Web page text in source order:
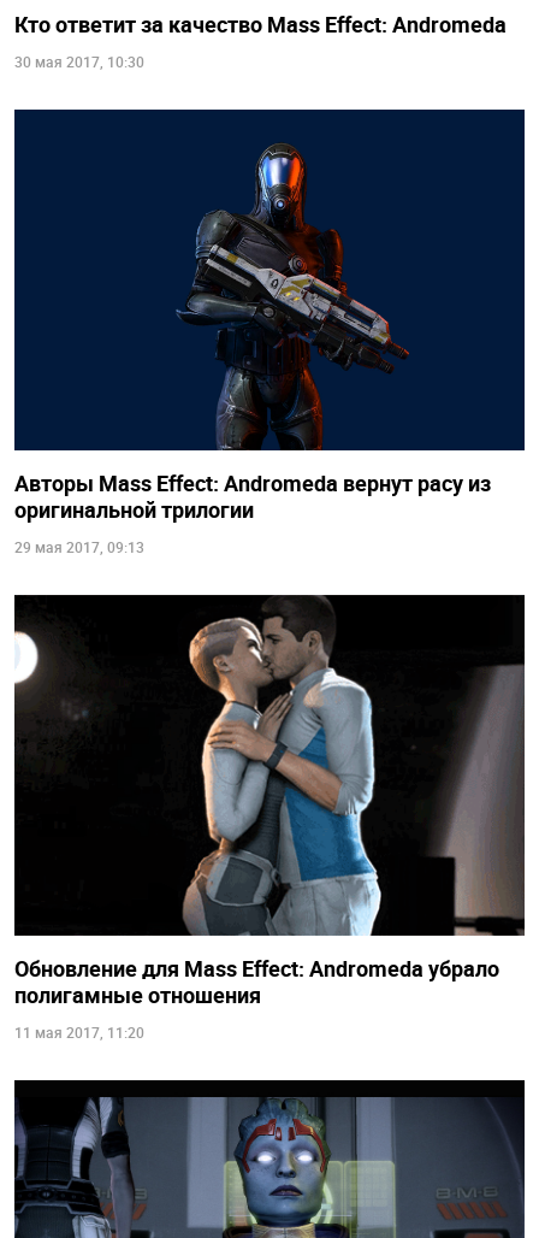
Кто ответит за качество Mass Effect: Andromeda
30 мая 2017, 10:30
Авторы Mass Effect: Andromeda вернут расу из
оригинальной трилогии
29 мая 2017, 09:13
Обновление для Mass Effect: Andromeda убрало
полигамные отношения
11 мая 2017, 11:20